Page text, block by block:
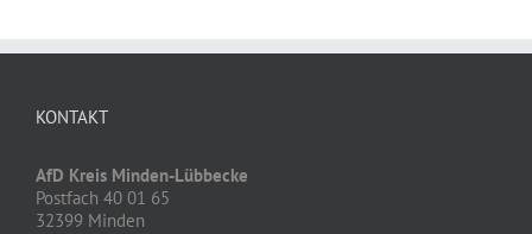
KONTAKT
AfD Kreis Minden-Lübbecke
Postfach 40 01 65
32399 Minden